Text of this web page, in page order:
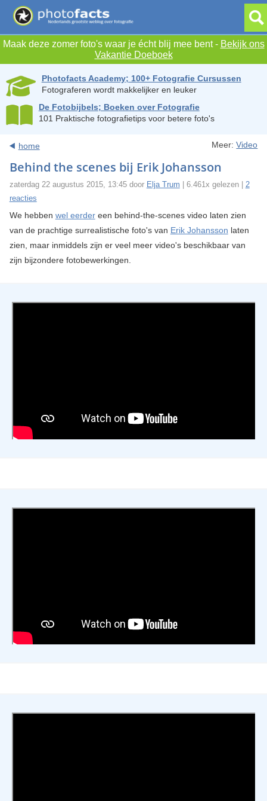
Maak deze zomer foto's waar je écht blij mee bent - Bekijk ons
Vakantie Doeboek
Photofacts Academy; 100+ Fotografie Cursussen
Fotograferen wordt makkelijker en leuker
De Fotobijbels; Boeken over Fotografie
101 Praktische fotografietips voor betere foto's
home Meer:Video
Behind the scenes bij Erik Johansson
zaterdag 22 augustus 2015, 13:45 door Elja Trum | 6.461x gelezen | 2
reacties
We hebben wel eerdereen behind-the-scenes video laten zien
van de prachtige surrealistische foto's van Erik Johansson laten
zien, maar inmiddels zijn er veel meer video's beschikbaar van
zijn bijzondere fotobewerkingen.